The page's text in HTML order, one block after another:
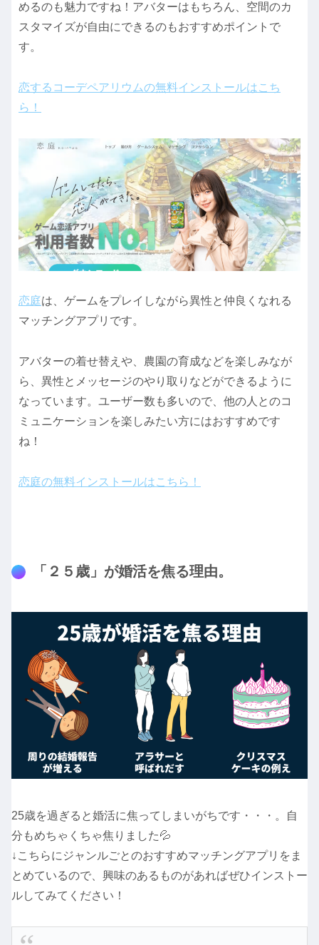
めるのも魅力ですね！アバターはもちろん、空間のカ
スタマイズが自由にできるのもおすすめポイントで
す。
恋するコーデペアリウムの無料インストールはこち
ら！
恋庭は、ゲームをプレイしながら異性と仲良くなれる
マッチングアプリです。
アバターの着せ替えや、農園の育成などを楽しみなが
ら、異性とメッセージのやり取りなどができるように
なっています。ユーザー数も多いので、他の人とのコ
ミュニケーションを楽しみたい方にはおすすめです
ね！
恋庭の無料インストールはこちら！
「２５歳」が婚活を焦る理由。
25歳を過ぎると婚活に焦ってしまいがちです・・・。自
分もめちゃくちゃ焦りました💦
↓こちらにジャンルごとのおすすめマッチングアプリをま
とめているので、興味のあるものがあればぜひインストー
ルしてみてください！